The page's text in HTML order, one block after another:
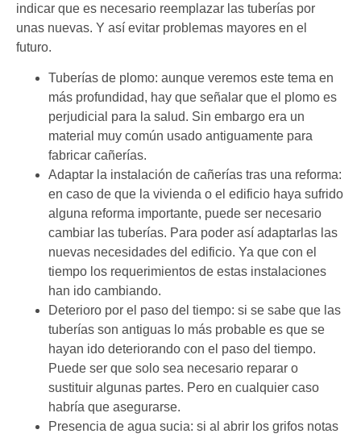
indicar que es necesario reemplazar las tuberías por
unas nuevas. Y así evitar problemas mayores en el
futuro.
Tuberías de plomo: aunque veremos este tema en
más profundidad, hay que señalar que el plomo es
perjudicial para la salud. Sin embargo era un
material muy común usado antiguamente para
fabricar cañerías.
Adaptar la instalación de cañerías tras una reforma:
en caso de que la vivienda o el edificio haya sufrido
alguna reforma importante, puede ser necesario
cambiar las tuberías. Para poder así adaptarlas las
nuevas necesidades del edificio. Ya que con el
tiempo los requerimientos de estas instalaciones
han ido cambiando.
Deterioro por el paso del tiempo: si se sabe que las
tuberías son antiguas lo más probable es que se
hayan ido deteriorando con el paso del tiempo.
Puede ser que solo sea necesario reparar o
sustituir algunas partes. Pero en cualquier caso
habría que asegurarse.
Presencia de agua sucia: si al abrir los grifos notas